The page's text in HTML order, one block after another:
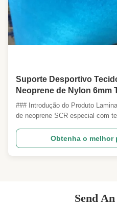
Suporte Desportivo
Neoprene de Nylon 6mm
Scuba SCR
### Introdução do Produto
de neoprene SCR especial com
incluem toque requintado,
e proteção para o seu corpo. Os
excelente firmeza mesmo após
Obtenha o melhor
Send